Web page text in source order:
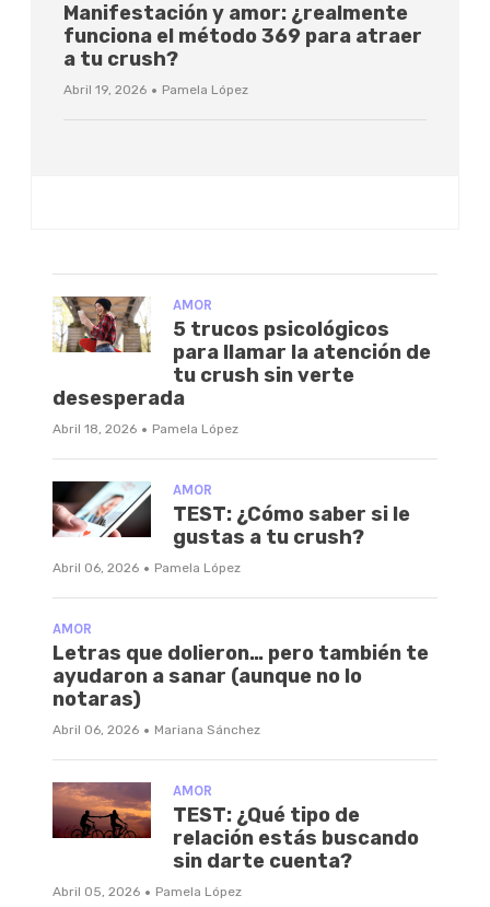
Manifestación y amor: ¿realmente
funciona el método 369 para atraer
a tu crush?
Abril 19, 2026 · Pamela López
AMOR
5 trucos psicológicos
para llamar la atención de
tu crush sin verte
desesperada
Abril 18, 2026 · Pamela López
AMOR
TEST: ¿Cómo saber si le
gustas a tu crush?
Abril 06, 2026 · Pamela López
AMOR
Letras que dolieron… pero también te
ayudaron a sanar (aunque no lo
notaras)
Abril 06, 2026 · Mariana Sánchez
AMOR
TEST: ¿Qué tipo de
relación estás buscando
sin darte cuenta?
Abril 05, 2026 · Pamela López